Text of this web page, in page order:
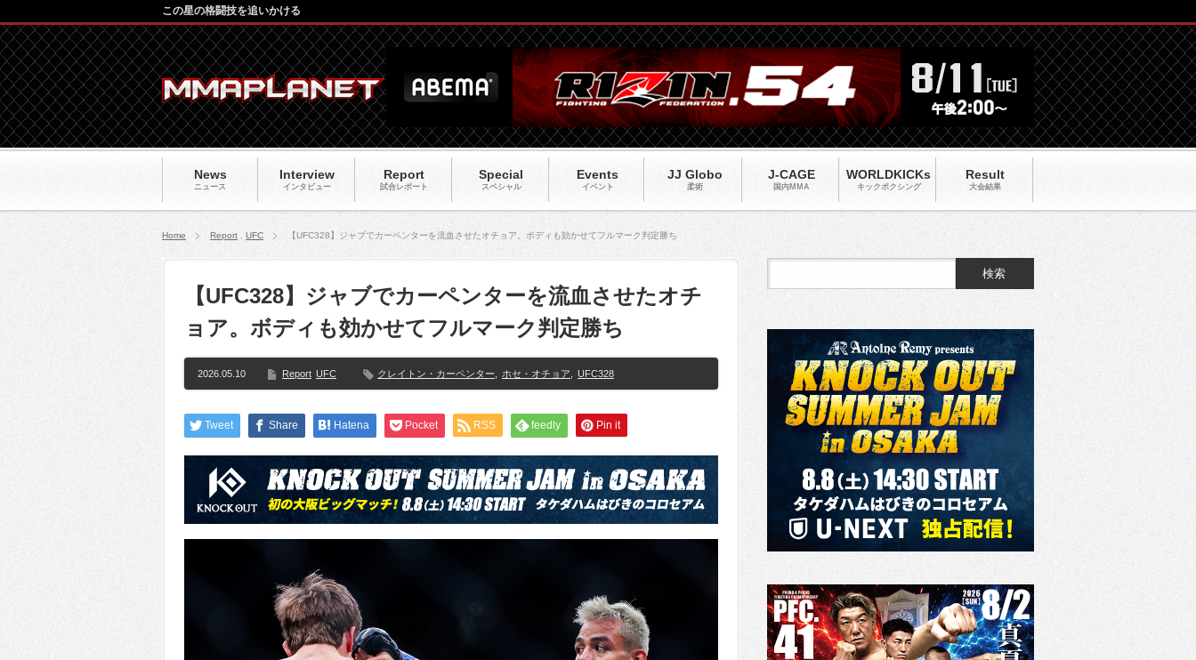
News
ニュース
Interview
インタビュー
Report
試合レポート
Special
スペシャル
Events
イベント
JJ Globo
柔術
J-CAGE
国内MMA
WORLDKICKs
キックポクシング
Result
大会結果
この星の格闘技を追いかける
Home Report UFC 【UFC328】ジャブでカーペンターを流血させたオチョア。ボディも効かせてフルマーク判定勝ち
【UFC328】ジャブでカーペンターを流血させたオチ
ョア。ボディも効かせてフルマーク判定勝ち
2026.05.10 Report UFC クレイトン・カーペンター ホセ・オチョア UFC328
Tweet Share Hatena Pocket RSS feedly Pin it